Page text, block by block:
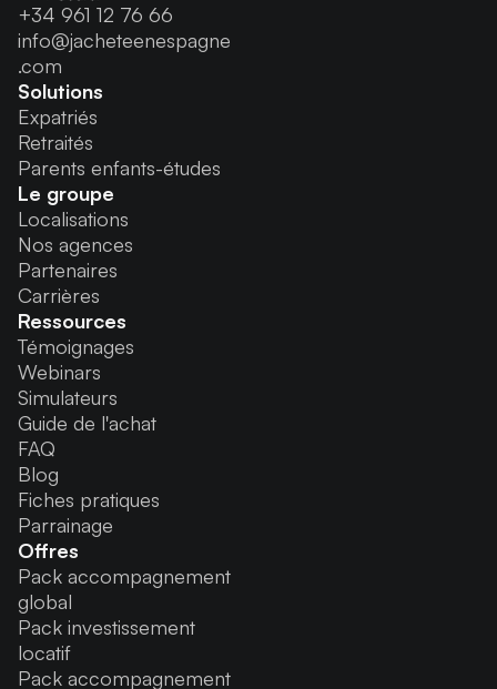
+34 961 12 76 66
info@jacheteenespagne
.com
Solutions
Expatriés
Retraités
Parents enfants-études
Le groupe
Localisations
Nos agences
Partenaires
Carrières
Ressources
Témoignages
Webinars
Simulateurs
Guide de l'achat
FAQ
Blog
Fiches pratiques
Parrainage
Offres
Pack accompagnement
global
Pack investissement
locatif
Pack accompagnement